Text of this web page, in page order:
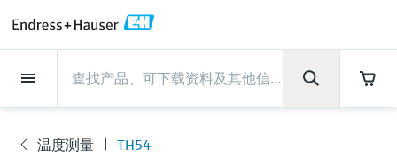
现场仪表
流量
流量
电磁流量计
物位测量
雷达物位测量
液体分析
pH电极和变送器
温度测量
温度变送器
压力测量
绝压和表压测量
系统产品
数据管理仪&数据记录仪
光学分析
TDLAS和QF分析仪
Netilion IIoT
Netilion Value
服务产品
Project and commissioning services
Project and commissioning
services
技术支持服务
远程技术支持
仪表维护
验证服务
仪表性能优化服务
校准报告分析
行业应用
食品与饮料
支持
快速获取服务支持！
公司
Endress+Hauser集团
Endress+Hauser集团
公司概况
生产中心
物位和压力测量
集团实力
过程安全性
新闻与案例
新闻与案例总览
活动和培训
培训
您的Endress+Hauser职业生
涯 温度测量 TH54